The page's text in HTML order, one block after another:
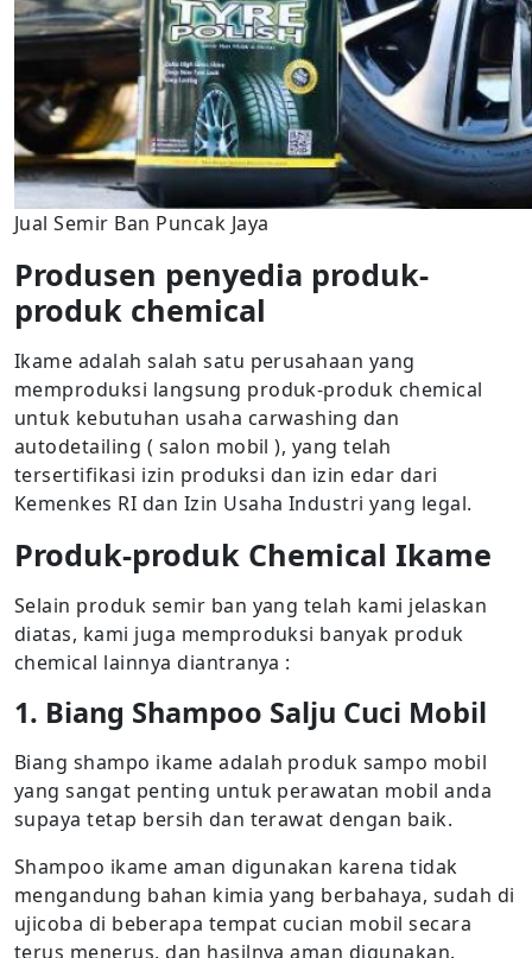
Jual Semir Ban Puncak Jaya
Produsen penyedia produk-
produk chemical
Ikame adalah salah satu perusahaan yang
memproduksi langsung produk-produk chemical
untuk kebutuhan usaha carwashing dan
autodetailing ( salon mobil ), yang telah
tersertifikasi izin produksi dan izin edar dari
Kemenkes RI dan Izin Usaha Industri yang legal.
Produk-produk Chemical Ikame
Selain produk semir ban yang telah kami jelaskan
diatas, kami juga memproduksi banyak produk
chemical lainnya diantranya :
1. Biang Shampoo Salju Cuci Mobil
Biang shampo ikame adalah produk sampo mobil
yang sangat penting untuk perawatan mobil anda
supaya tetap bersih dan terawat dengan baik.
Shampoo ikame aman digunakan karena tidak
mengandung bahan kimia yang berbahaya, sudah di
ujicoba di beberapa tempat cucian mobil secara
terus menerus, dan hasilnya aman digunakan.